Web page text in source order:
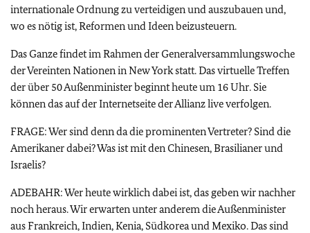
internationale Ordnung zu verteidigen und auszubauen und,
wo es nötig ist, Reformen und Ideen beizusteuern.
Das Ganze findet im Rahmen der Generalversammlungswoche
der Vereinten Nationen in New York statt. Das virtuelle Treffen
der über 50 Außenminister beginnt heute um 16 Uhr. Sie
können das auf der Internetseite der Allianz live verfolgen.
FRAGE: Wer sind denn da die prominenten Vertreter? Sind die
Amerikaner dabei? Was ist mit den Chinesen, Brasilianer und
Israelis?
ADEBAHR: Wer heute wirklich dabei ist, das geben wir nachher
noch heraus. Wir erwarten unter anderem die Außenminister
aus Frankreich, Indien, Kenia, Südkorea und Mexiko. Das sind